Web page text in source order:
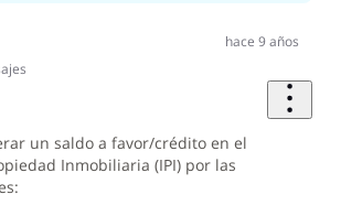
hace 9 años
un saldo a favor/crédito en el
Inmobiliaria (IPI) por las